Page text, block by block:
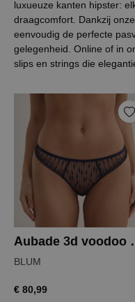
luxueuze kanten hipster:
draagcomfort. Dankzij
eenvoudig de perfecte
gelegenheid. Online of in
slips en strings die
BLUM
€ 80,99